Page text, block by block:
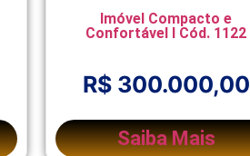
Imóvel Compacto e
Confortável I Cód. 1122
R$ 300.000,00
Saiba Mais